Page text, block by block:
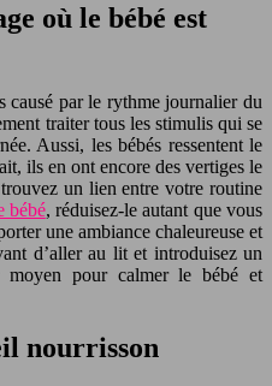
où le bébé est
causé par le rythme journalier du
traiter tous les stimulis qui se
Aussi, les bébés ressentent le
ils en ont encore des vertiges le
un lien entre votre routine
bébé, réduisez-le autant que vous
une ambiance chaleureuse et
d’aller au lit et introduisez un
pour calmer le bébé et
nourrisson